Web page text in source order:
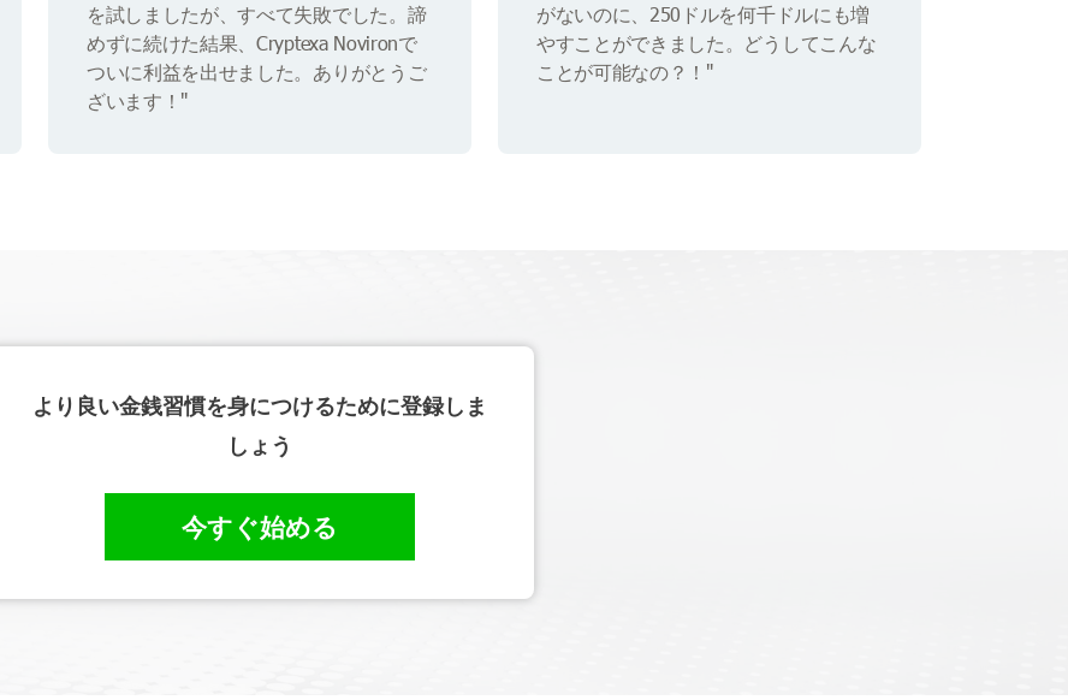
を試しましたが、すべて失敗でした。諦
めずに続けた結果、Cryptexa Novironで
ついに利益を出せました。ありがとうご
ざいます！"
がないのに、250ドルを何千ドルにも増
やすことができました。どうしてこんな
ことが可能なの？！"
より良い金銭習慣を身につけるために登録しま
しょう
今すぐ始める